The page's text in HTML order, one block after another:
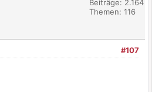
Beiträge: 2.164
Themen: 116
#107